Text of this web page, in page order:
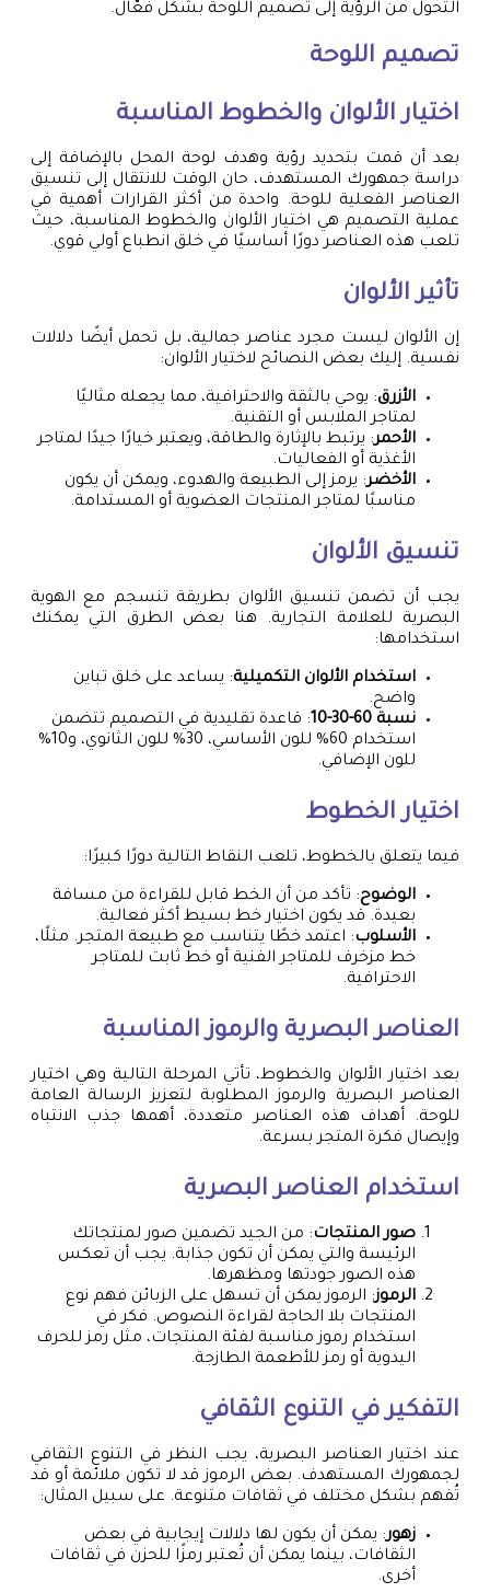
التحول من الرؤية إلى تصميم اللوحة بشكل فعّال.
تصميم اللوحة
اختيار الألوان والخطوط المناسبة
بعد أن قمت بتحديد رؤية وهدف لوحة المحل بالإضافة إلى
دراسة جمهورك المستهدف، حان الوقت للانتقال إلى تنسيق
العناصر الفعلية للوحة. واحدة من أكثر القرارات أهمية في
عملية التصميم هي اختيار الألوان والخطوط المناسبة، حيث
تلعب هذه العناصر دورًا أساسيًا في خلق انطباع أولي قوي.
تأثير الألوان
إن الألوان ليست مجرد عناصر جمالية، بل تحمل أيضًا دلالات
نفسية. إليك بعض النصائح لاختيار الألوان:
الأزرق: يوحي بالثقة والاحترافية، مما يجعله مثاليًا
لمتاجر الملابس أو التقنية.
الأحمر: يرتبط بالإثارة والطاقة، ويعتبر خيارًا جيدًا لمتاجر
الأغذية أو الفعاليات.
الأخضر: يرمز إلى الطبيعة والهدوء، ويمكن أن يكون
مناسبًا لمتاجر المنتجات العضوية أو المستدامة.
تنسيق الألوان
يجب أن تضمن تنسيق الألوان بطريقة تنسجم مع الهوية
البصرية للعلامة التجارية. هنا بعض الطرق التي يمكنك
استخدامها:
استخدام الألوان التكميلية: يساعد على خلق تباين
واضح.
نسبة 60-30-10
: قاعدة تقليدية في التصميم تتضمن
استخدام 60% للون الأساسي، 30% للون الثانوي، و10%
للون الإضافي.
اختيار الخطوط
فيما يتعلق بالخطوط، تلعب النقاط التالية دورًا كبيرًا:
الوضوح: تأكد من أن الخط قابل للقراءة من مسافة
بعيدة. قد يكون اختيار خط بسيط أكثر فعالية.
الأسلوب: اعتمد خطًا يتناسب مع طبيعة المتجر. مثلًا،
خط مزخرف للمتاجر الفنية أو خط ثابت للمتاجر
الاحترافية.
العناصر البصرية والرموز المناسبة
بعد اختيار الألوان والخطوط، تأتي المرحلة التالية وهي اختيار
العناصر البصرية والرموز المطلوبة لتعزيز الرسالة العامة
للوحة. أهداف هذه العناصر متعددة، أهمها جذب الانتباه
وإيصال فكرة المتجر بسرعة.
استخدام العناصر البصرية
صور المنتجات: من الجيد تضمين صور لمنتجاتك
الرئيسة والتي يمكن أن تكون جذابة. يجب أن تعكس
هذه الصور جودتها ومظهرها.
الرموز: الرموز يمكن أن تسهل على الزبائن فهم نوع
المنتجات بلا الحاجة لقراءة النصوص. فكر في
استخدام رموز مناسبة لفئة المنتجات، مثل رمز للحرف
اليدوية أو رمز للأطعمة الطازجة.
التفكير في التنوع الثقافي
عند اختيار العناصر البصرية، يجب النظر في التنوع الثقافي
لجمهورك المستهدف. بعض الرموز قد لا تكون ملائمة أو قد
تُفهم بشكل مختلف في ثقافات متنوعة. على سبيل المثال:
زهور: يمكن أن يكون لها دلالات إيجابية في بعض
الثقافات، بينما يمكن أن تُعتبر رمزًا للحزن في ثقافات
أخرى.